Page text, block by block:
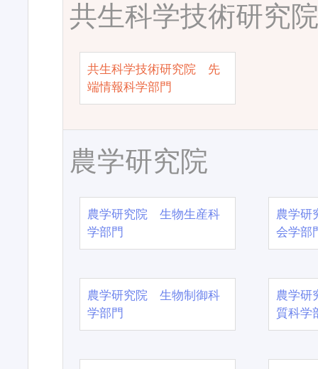
共生科学技術研究
共生科学技術研究院 先
端情報科学部門
農学研究院
農学研究院 生物生産科
学部門
農学
会学部
農学研究院 生物制御科
学部門
農学
質科学